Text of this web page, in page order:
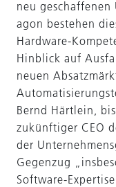
neu
agon bestehen
Hardware-
Hinblick auf
neuen
Bernd Härtlein,
zukünftiger CEO
der
Gegenzug
Software-